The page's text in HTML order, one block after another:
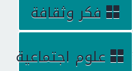
فكر وثقافة
علوم اجتماعية